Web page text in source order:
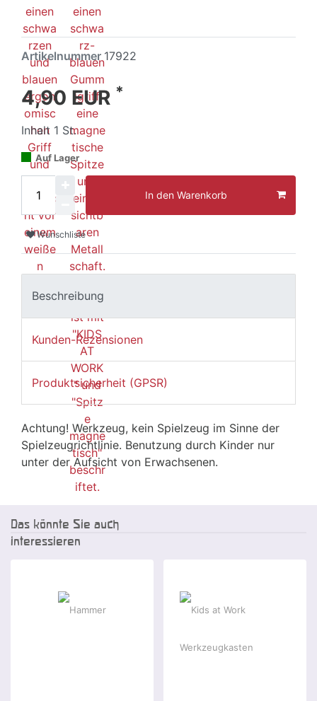
Artikelnummer 17922
4,90 EUR *
Inhalt 1 St.
Auf Lager
In den Warenkorb
Wunschliste
Beschreibung
Kunden-Rezensionen
Produktsicherheit (GPSR)
Achtung! Werkzeug, kein Spielzeug im Sinne der
Spielzeugrichtlinie. Benutzung durch Kinder nur
unter der Aufsicht von Erwachsenen.
Das könnte Sie auch
interessieren